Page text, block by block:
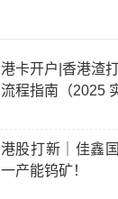
港卡开户|香港渣
流程指南（2025
港股打新｜佳鑫
一产能钨矿！